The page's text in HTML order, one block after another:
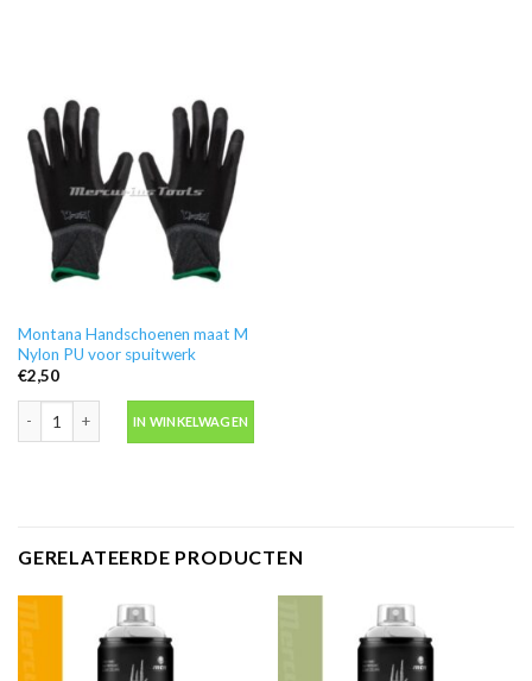
Montana Handschoenen maat M
Nylon PU voor spuitwerk
€2,50
IN WINKELWAGEN
GERELATEERDE PRODUCTEN